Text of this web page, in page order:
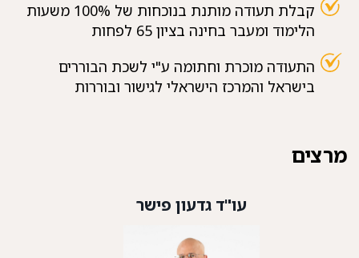
קבלת תעודה מותנת בנוכחות של 100% משעות
הלימוד ומעבר בחינה בציון 65 לפחות
התעודה מוכרת וחתומה ע"י לשכת הבוררים
בישראל והמרכז הישראלי לגישור ובוררות
מרצים
עו"ד גדעון פישר